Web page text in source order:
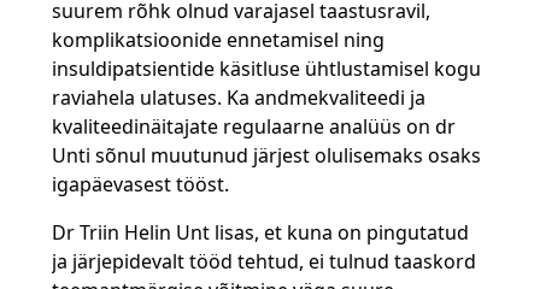
suurem rõhk olnud varajasel taastusravil,
komplikatsioonide ennetamisel ning
insuldipatsientide käsitluse ühtlustamisel kogu
raviahela ulatuses. Ka andmekvaliteedi ja
kvaliteedinäitajate regulaarne analüüs on dr
Unti sõnul muutunud järjest olulisemaks osaks
igapäevasest tööst.
Dr Triin Helin Unt lisas, et kuna on pingutatud
ja järjepidevalt tööd tehtud, ei tulnud taaskord